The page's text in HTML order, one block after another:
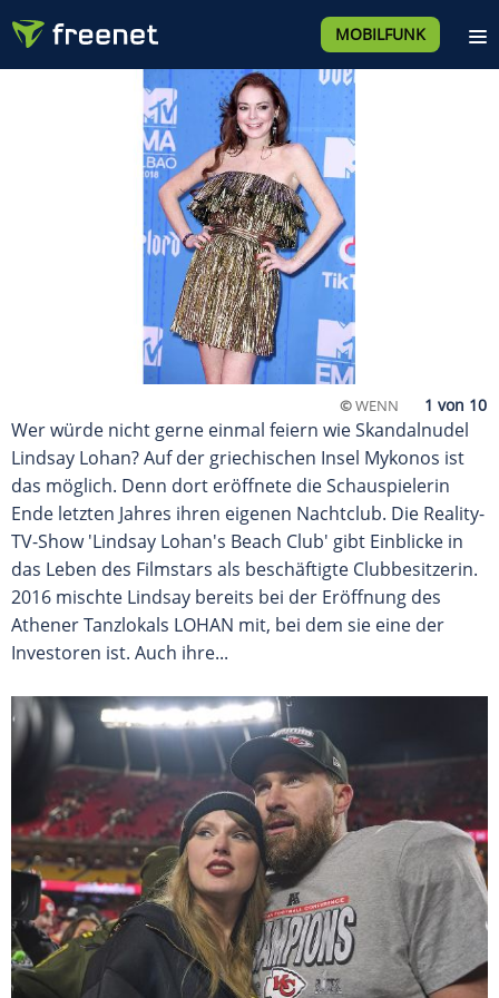
MOBILFUNK
©WENN
Wer würde nicht gerne einmal feiern wie Skandalnudel
Lindsay Lohan? Auf der griechischen Insel Mykonos ist
das möglich. Denn dort eröffnete die Schauspielerin
Ende letzten Jahres ihren eigenen Nachtclub. Die Reality-
TV-Show 'Lindsay Lohan's Beach Club' gibt Einblicke in
das Leben des Filmstars als beschäftigte Clubbesitzerin.
2016 mischte Lindsay bereits bei der Eröffnung des
Athener Tanzlokals LOHAN mit, bei dem sie eine der
Investoren ist. Auch ihre...